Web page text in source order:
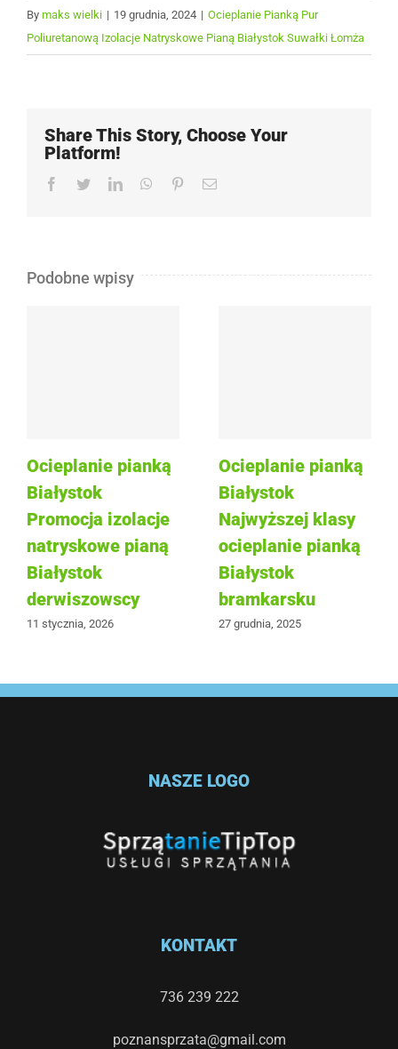
By maks wielki | 19 grudnia, 2024 | Ocieplanie Pianką Pur
Poliuretanową Izolacje Natryskowe Pianą Białystok Suwałki Łomża
Share This Story, Choose Your
Platform!
Facebook
TwitterLinkedInWhatsApp
PinterestEmail
Podobne wpisy
Ocieplanie pianką
Białystok
Promocja izolacje
natryskowe pianą
Białystok
derwiszowscy
11 stycznia, 2026
Ocieplanie pianką
Białystok
Najwyższej klasy
ocieplanie pianką
Białystok
bramkarsku
27 grudnia, 2025
NASZE LOGO
KONTAKT
736 239 222
poznansprzata@gmail.com